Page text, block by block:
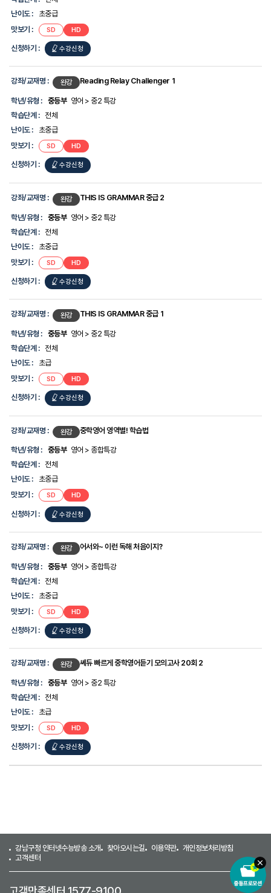
난이도 :
초중급
맛보기 :
SD HD
신청하기 : 수강신청
강좌/교재명 : 완강 Reading Relay Challenger 1
학년/유형 : 중등부 영어 > 중2 특강
학습단계 :
전체
난이도 :
초중급
맛보기 :
SD HD
신청하기 : 수강신청
강좌/교재명 : 완강 THIS IS GRAMMAR 중급 2
학년/유형 : 중등부 영어 > 중2 특강
학습단계 :
전체
난이도 :
초중급
맛보기 :
SD HD
신청하기 : 수강신청
강좌/교재명 : 완강 THIS IS GRAMMAR 중급 1
학년/유형 : 중등부 영어 > 중2 특강
학습단계 :
전체
난이도 :
초급
맛보기 :
SD HD
신청하기 : 수강신청
강좌/교재명 : 완강 중학영어 영역별! 학습법
학년/유형 : 중등부 영어 > 종합특강
학습단계 :
전체
난이도 :
초중급
맛보기 :
SD HD
신청하기 : 수강신청
강좌/교재명 : 완강 어서와~ 이런 독해 처음이지?
학년/유형 : 중등부 영어 > 종합특강
학습단계 :
전체
난이도 :
초중급
맛보기 :
SD HD
신청하기 : 수강신청
강좌/교재명 : 완강 쎄듀 빠르게 중학영어듣기 모의고사 20회 2
학년/유형 : 중등부 영어 > 중2 특강
학습단계 :
전체
난이도 :
초급
맛보기 :
SD HD
신청하기 : 수강신청
강남구청 인터넷수능방송 소개 찾아오시는길 이용약관
개인정보처리방침
고객센터